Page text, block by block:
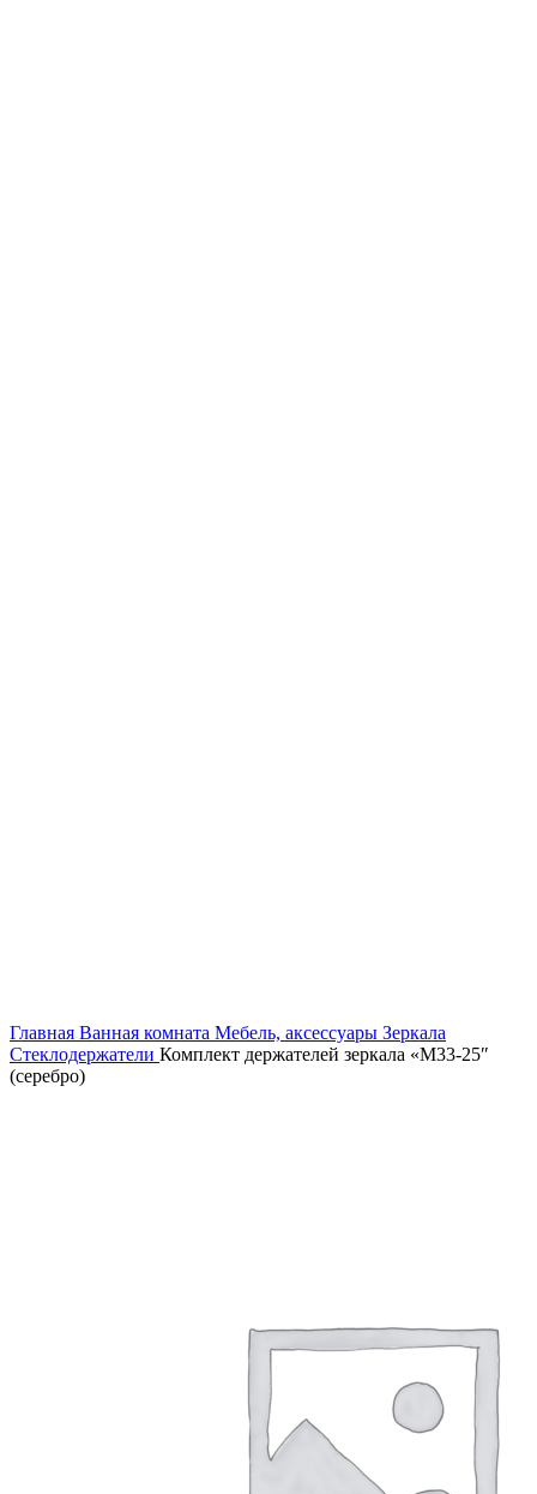
Главная Ванная комната Мебель, аксессуары Зеркала
Стеклодержатели Комплект держателей зеркала «М33-25″
(серебро)